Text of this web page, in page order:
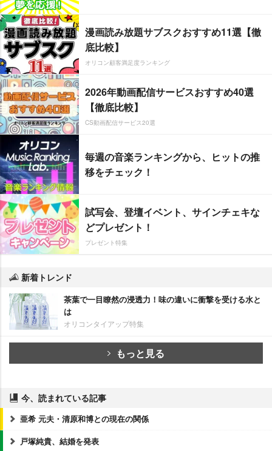
漫画読み放題サブスクおすすめ11選【徹
底比較】
オリコン顧客満足度ランキング
2026年動画配信サービスおすすめ40選
【徹底比較】
CS動画配信サービス20選
毎週の音楽ランキングから、ヒットの推
移をチェック！
試写会、登壇イベント、サインチェキな
どプレゼント！
プレゼント特集
新着トレンド
茶葉で一目瞭然の浸透力！味の違いに衝撃を受ける水と
は
オリコンタイアップ特集
もっと見る
今、読まれている記事
亜希 元夫・清原和博との現在の関係
戸塚純貴、結婚を発表